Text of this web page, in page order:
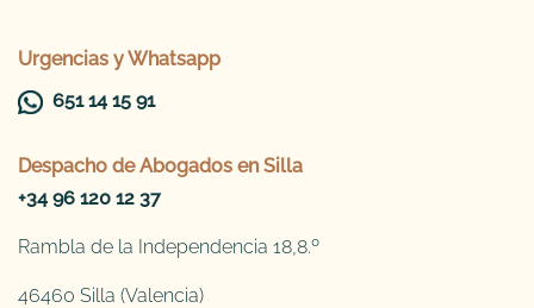
Urgencias y Whatsapp
651 14 15 91
Despacho de Abogados en Silla
+34 96 120 12 37
Rambla de la Independencia 18,8.º
46460 Silla (Valencia)